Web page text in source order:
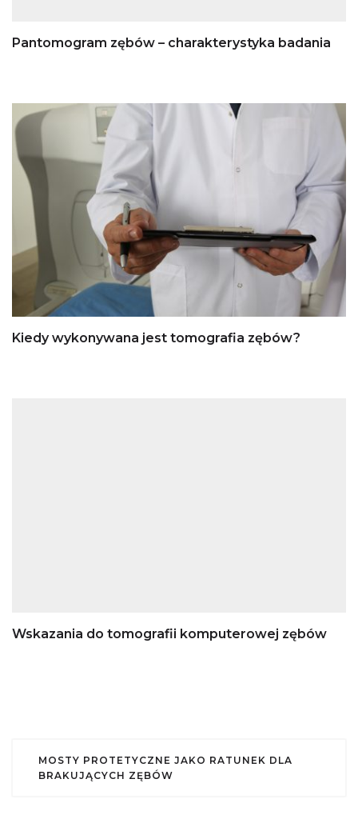
Pantomogram zębów – charakterystyka badania
Kiedy wykonywana jest tomografia zębów?
Wskazania do tomografii komputerowej zębów
MOSTY PROTETYCZNE JAKO RATUNEK DLA
BRAKUJĄCYCH ZĘBÓW